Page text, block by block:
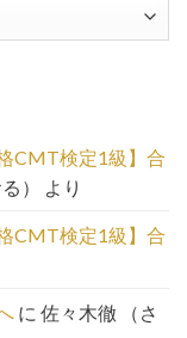
CMT検定1級】合
） より
CMT検定1級】合
に 佐々木徹 （さ